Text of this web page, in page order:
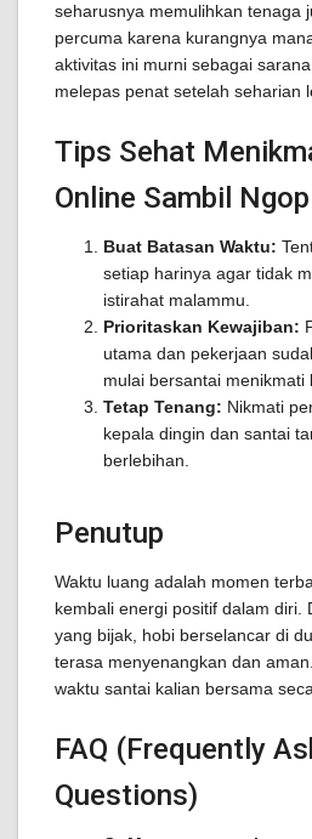
seharusnya memulihkan tenaga
percuma karena kurangnya
aktivitas ini murni sebagai
melepas penat setelah seharian
Tips Sehat
Online Sambil
Buat Batasan Waktu:
setiap harinya agar tidak
istirahat malammu.
Prioritaskan Kewajiban:
utama dan pekerjaan
mulai bersantai menikmati
Tetap Tenang: Nikmati
kepala dingin dan santai
berlebihan.
Penutup
Waktu luang adalah momen
kembali energi positif dalam diri.
yang bijak, hobi berselancar di
terasa menyenangkan dan
waktu santai kalian bersama
FAQ (Frequently
Questions)